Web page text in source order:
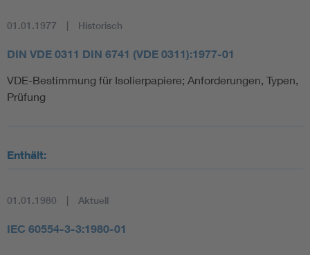
01.01.1977 Historisch
DIN VDE 0311 DIN 6741 (VDE 0311):1977-01
VDE-Bestimmung für Isolierpapiere; Anforderungen, Typen,
Prüfung
Enthält:
01.01.1980 Aktuell
IEC 60554-3-3:1980-01